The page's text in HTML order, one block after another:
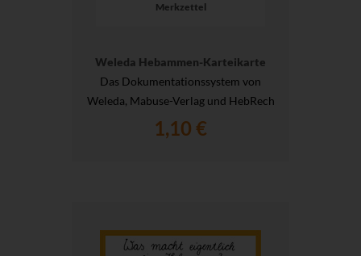
Merkzettel
Weleda Hebammen-Karteikarte
Das Dokumentationssystem von
Weleda, Mabuse-Verlag und HebRech
1,10 €